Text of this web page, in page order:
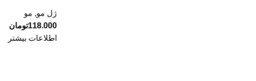
ژل مو, مو
118.000تومان
اطلاعات بیشتر